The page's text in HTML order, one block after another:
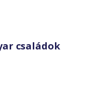
családok